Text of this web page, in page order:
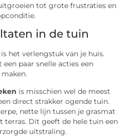
tot grote frustraties en
in de tuin
het verlengstuk van je huis.
paar snelle acties een
is misschien wel de meest
direct strakker ogende tuin.
nette lijn tussen je grasmat
terras. Dit geeft de hele tuin een
uitstraling.